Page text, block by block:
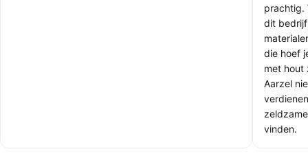
prachtig.
dit
die hoef
met hout
Aarzel
vinden.